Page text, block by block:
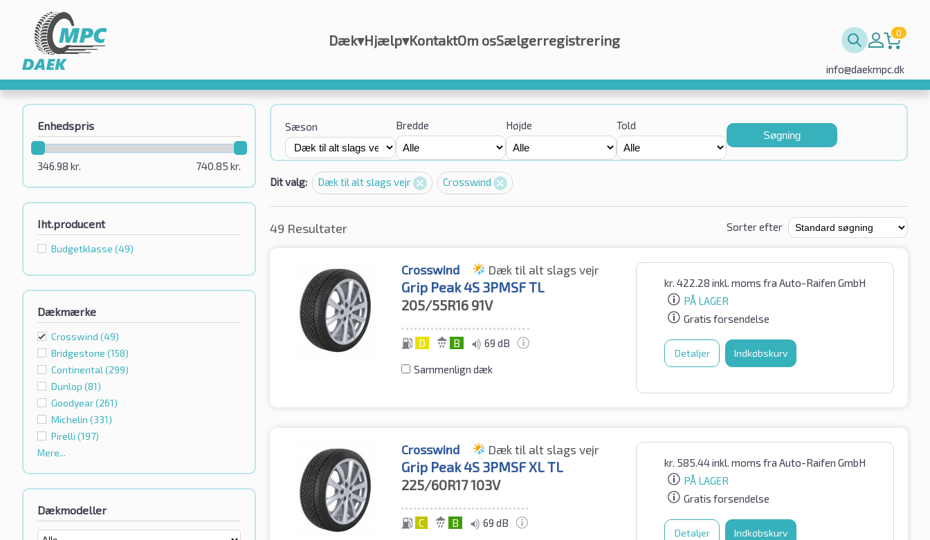
Dæk▾Hjælp▾KontaktOm osSælgerregistrering 0
info@daekmpc.dk
Enhedspris
740.85 kr.
346.98 kr.
Iht.producent
Budgetklassе (49)
Dækmærke
Crosswind (49)
Bridgestone (158)
Continental (299)
Dunlop (81)
Goodyear(261)
Michelin (331)
Pirelli (197)
Mere...
Dækmodeller
Sæson Bredde Højde Told
Søgning
Dit valg: Dæk til alt slags vejr Crosswind
49 Resultater Sorter efter
Crosswind Dæk til alt slags vejr
Grip Peak 4S 3PMSF TL
205/55R16 91V
D B 69 dB
Sammenlign dæk
kr. 422.28 inkl. moms fra Auto-Raifen GmbH
PÅ LAGER
Gratis forsendelse
Detaljer Indkøbskurv
Crosswind Dæk til alt slags vejr
Grip Peak 4S 3PMSF XL TL
225/60R17103V
C B 69 dB
kr. 585.44inkl. moms fra Auto-Raifen GmbH
PÅ LAGER
Gratis forsendelse
Detaljer Indkøbskurv